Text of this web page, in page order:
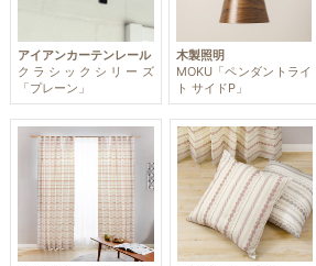
アイアンカーテンレール
クラシックシリーズ
「プレーン」
木製照明
MOKU「ペンダントライ
ト サイドP」